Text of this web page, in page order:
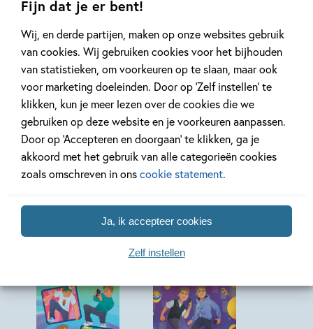
Fijn dat je er bent!
Wij, en derde partijen, maken op onze websites gebruik
van cookies. Wij gebruiken cookies voor het bijhouden
van statistieken, om voorkeuren op te slaan, maar ook
voor marketing doeleinden. Door op ‘Zelf instellen’ te
klikken, kun je meer lezen over de cookies die we
gebruiken op deze website en je voorkeuren aanpassen.
Door op ‘Accepteren en doorgaan’ te klikken, ga je
akkoord met het gebruik van alle categorieën cookies
zoals omschreven in onscookie statement.
Ja, ik accepteer cookies
Zelf instellen
illustraties.
Lees verder
Andere boeken uit de serie 'Quinn en
Aaron'